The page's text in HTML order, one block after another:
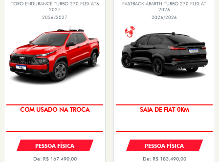
TORO ENDURANCE TURBO 270 FLEX AT6
2027
2026/2027
COM USADO NA TROCA
PESSOA FÍSICA
De: R$ 167.490,00
FASTBACK ABARTH TURBO 270 FLEX AT
2026
2026/2026
SAIA DE FIAT 0KM
PESSOA FÍSICA
De: R$ 183.490,00